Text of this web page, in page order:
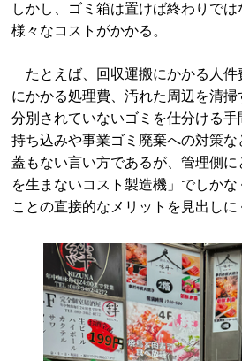
しかし、ゴミ箱は置けば終わりで
様々なコストがかかる。
たとえば、回収運搬にかかる人件
にかかる処理費、汚れた周辺を清掃
分別されていないゴミを仕分ける
持ち込みや事業ゴミ廃棄への対策
蓋もない言い方であるが、管理側
を生まないコスト製造機」でしか
ことの直接的なメリットを見出しに